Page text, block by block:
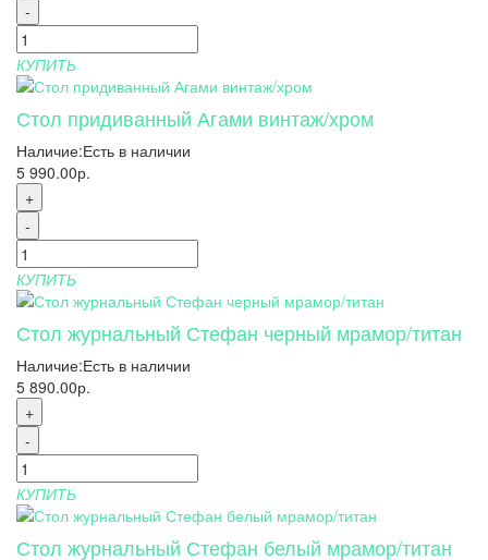
-
КУПИТЬ
Стол придиванный Агами винтаж/хром
Наличие:Есть в наличии
5 990.00р.
+
-
КУПИТЬ
Стол журнальный Стефан черный мрамор/титан
Наличие:Есть в наличии
5 890.00р.
+
-
КУПИТЬ
Стол журнальный Стефан белый мрамор/титан